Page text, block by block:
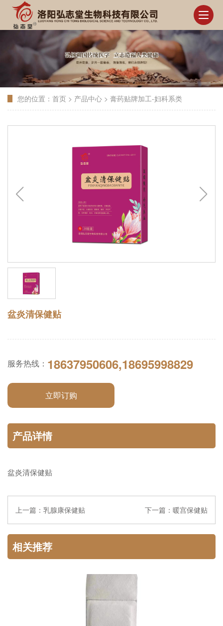
您的位置： 首页 > 产品中心 > 膏药贴牌加工-妇科系类
盆炎清保健贴
服务热线： 18637950606,18695998829
立即订购
产品详情
盆炎清保健贴
上一篇： 乳腺康保健贴 下一篇： 暖宫保健贴
相关推荐